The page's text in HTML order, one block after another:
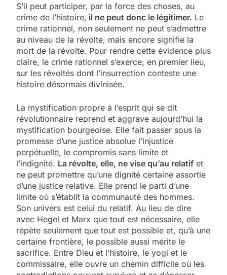
S’il peut participer, par la force des choses, au
crime de l’histoire, il ne peut donc le légitimer. Le
crime rationnel, non seulement ne peut s’admettre
au niveau de la révolte, mais encore signifie la
mort de la révolte. Pour rendre cette évidence plus
claire, le crime rationnel s’exerce, en premier lieu,
sur les révoltés dont l’insurrection conteste une
histoire désormais divinisée.
La mystification propre à l’esprit qui se dit
révolutionnaire reprend et aggrave aujourd’hui la
mystification bourgeoise. Elle fait passer sous la
promesse d’une justice absolue l’injustice
perpétuelle, le compromis sans limite et
l’indignité. La révolte, elle, ne vise qu’au relatif et
ne peut promettre qu’une dignité certaine assortie
d’une justice relative. Elle prend le parti d’une
limite où s’établit la communauté des hommes.
Son univers est celui du relatif. Au lieu de dire
avec Hegel et Marx que tout est nécessaire, elle
répète seulement que tout est possible et, qu’à une
certaine frontière, le possible aussi mérite le
sacrifice. Entre Dieu et l’histoire, le yogi et le
commissaire, elle ouvre un chemin difficile où les
5
2025, l’année la plus
meurtrière selon le
rapport d’ADL contre
l’antisémitisme
FRANCE ISRAÉL
FIÈRE, DIGNE ET RÉSILIENTE :